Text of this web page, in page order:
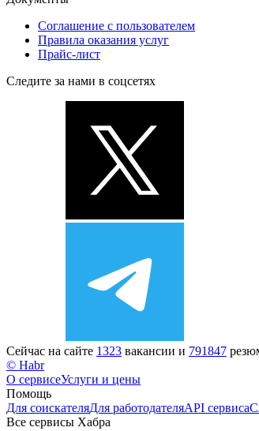
Соглашение с пользователем
Правила оказания услуг
Прайс-лист
Следите за нами в соцсетях
Сейчас на сайте 1323 вакансии и 791847
© Habr
О сервисеУслуги и цены
Помощь
Для соискателяДля работодателяAPI сервиса
Все сервисы Хабра